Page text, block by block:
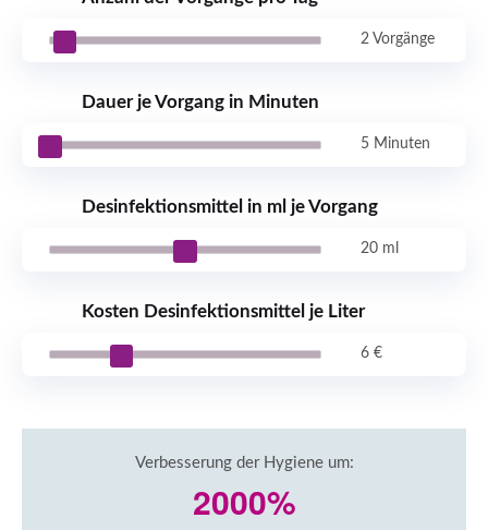
2 Vorgänge
Dauer je Vorgang in Minuten
5 Minuten
Desinfektionsmittel in ml je Vorgang
20 ml
Kosten Desinfektionsmittel je Liter
6 €
Verbesserung der Hygiene um:
2000%